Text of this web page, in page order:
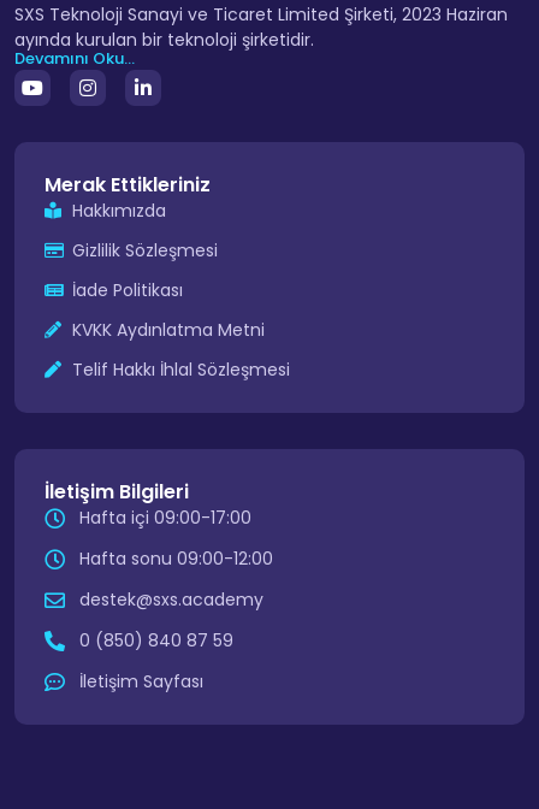
SXS Teknoloji Sanayi ve Ticaret Limited Şirketi, 2023 Haziran
ayında kurulan bir teknoloji şirketidir.
Devamını Oku...
Merak Ettikleriniz
Hakkımızda
Gizlilik Sözleşmesi
İade Politikası
KVKK Aydınlatma Metni
Telif Hakkı İhlal Sözleşmesi
İletişim Bilgileri
Hafta içi 09:00-17:00
Hafta sonu 09:00-12:00
destek@sxs.academy
0 (850) 840 87 59
İletişim Sayfası